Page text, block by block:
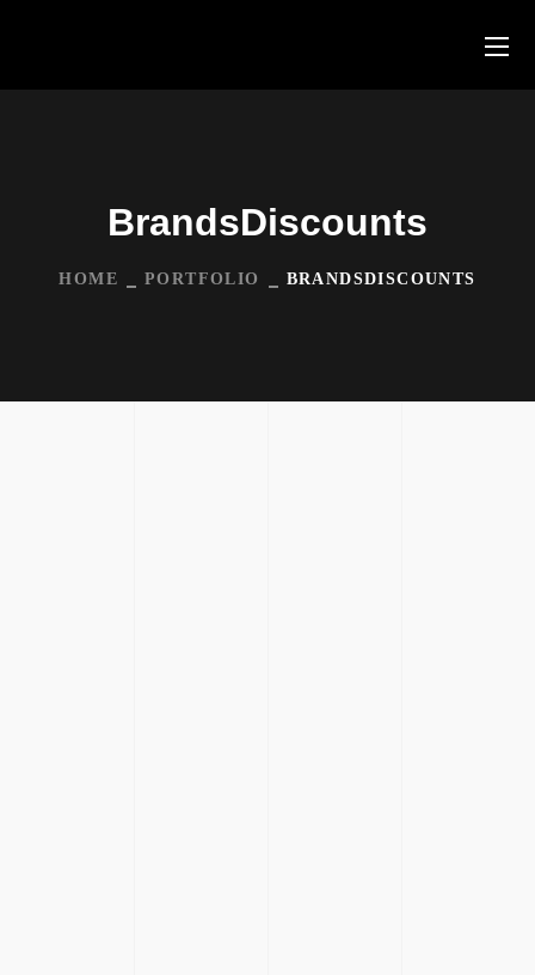
BrandsDiscounts
HOME PORTFOLIO BRANDSDISCOUNTS